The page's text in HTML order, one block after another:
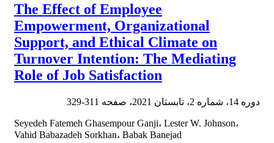
The Effect of Employee
Empowerment, Organizational
Support, and Ethical Climate on
Turnover Intention: The Mediating
Role of Job Satisfaction
دوره 14، شماره 2، تابستان 2021، صفحه 311-329
Seyedeh Fatemeh Ghasempour Ganji، Lester W. Johnson،
Vahid Babazadeh Sorkhan، Babak Banejad